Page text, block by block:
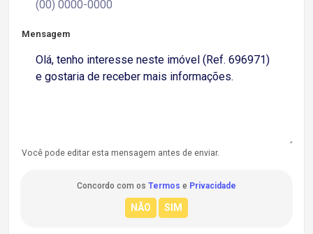
Mensagem
Você pode editar esta mensagem antes de enviar.
Concordo com os Termos e Privacidade